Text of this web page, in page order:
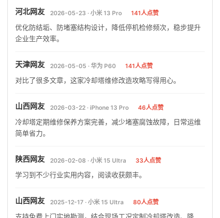
河北网友 2026-05-23 · 小米 13 Pro 141人点赞
优化防结垢、防堵塞结构设计，降低停机检修频次，稳步提升
企业生产效率。
天津网友 2026-05-05 · 华为 P60 141人点赞
对比了很多文章，这家冷却塔维修改造攻略写得用心。
山西网友 2026-03-22 · iPhone 13 Pro 46人点赞
冷却塔定期维修保养方案完善，减少堵塞腐蚀故障，日常运维
简单省力。
陕西网友 2026-02-08 · 小米 15 Ultra 33人点赞
学习到不少行业实用内容，阅读收获颇丰。
山西网友 2025-12-17 · 小米 15 Ultra 80人点赞